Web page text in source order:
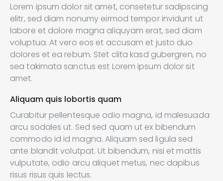
Lorem ipsum dolor sit amet, consetetur sadipscing
elitr, sed diam nonumy eirmod tempor invidunt ut
labore et dolore magna aliquyam erat, sed diam
voluptua. At vero eos et accusam et justo duo
dolores et ea rebum. Stet clita kasd gubergren, no
sea takimata sanctus est Lorem ipsum dolor sit
amet.
Aliquam quis lobortis quam
Curabitur pellentesque odio magna, id malesuada
arcu sodales ut. Sed sed quam ut ex bibendum
commodo id id magna. Aliquam sed ligula sed
ante blandit volutpat. Ut bibendum, nisi et mattis
vulputate, odio arcu aliquet metus, nec dapibus
risus risus quis lectus.